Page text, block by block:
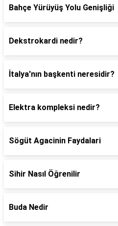
Bahçe Yürüyüş Yolu Genişliği
Dekstrokardi nedir?
İtalya'nın başkenti neresidir?
Elektra kompleksi nedir?
Sögüt Agacinin Faydalari
Sihir Nasıl Öğrenilir
Buda Nedir